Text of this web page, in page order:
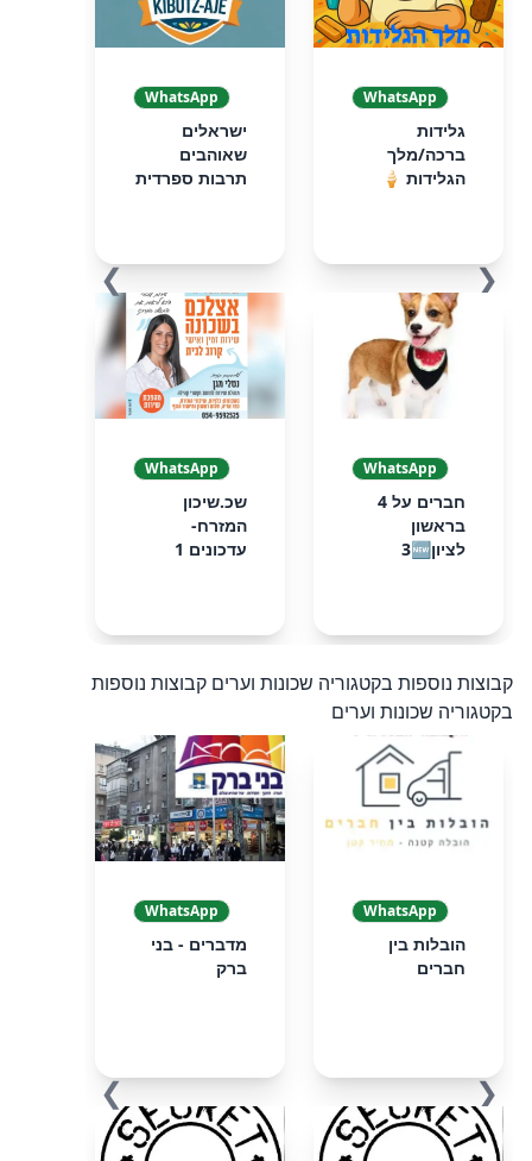
❮
WhatsApp
גלידות
ברכה/מלך
הגלידות 🍦
WhatsApp
ישראלים
שאוהבים
תרבות ספרדית
WhatsApp
חברים על 4
בראשון
לציון3🆕
WhatsApp
שכ.שיכון
המזרח-
עדכונים 1
❯
קבוצות נוספות בקטגוריה שכונות וערים קבוצות נוספות
בקטגוריה שכונות וערים
❮
WhatsApp
הובלות בין
חברים
WhatsApp
מדברים - בני
ברק
❯